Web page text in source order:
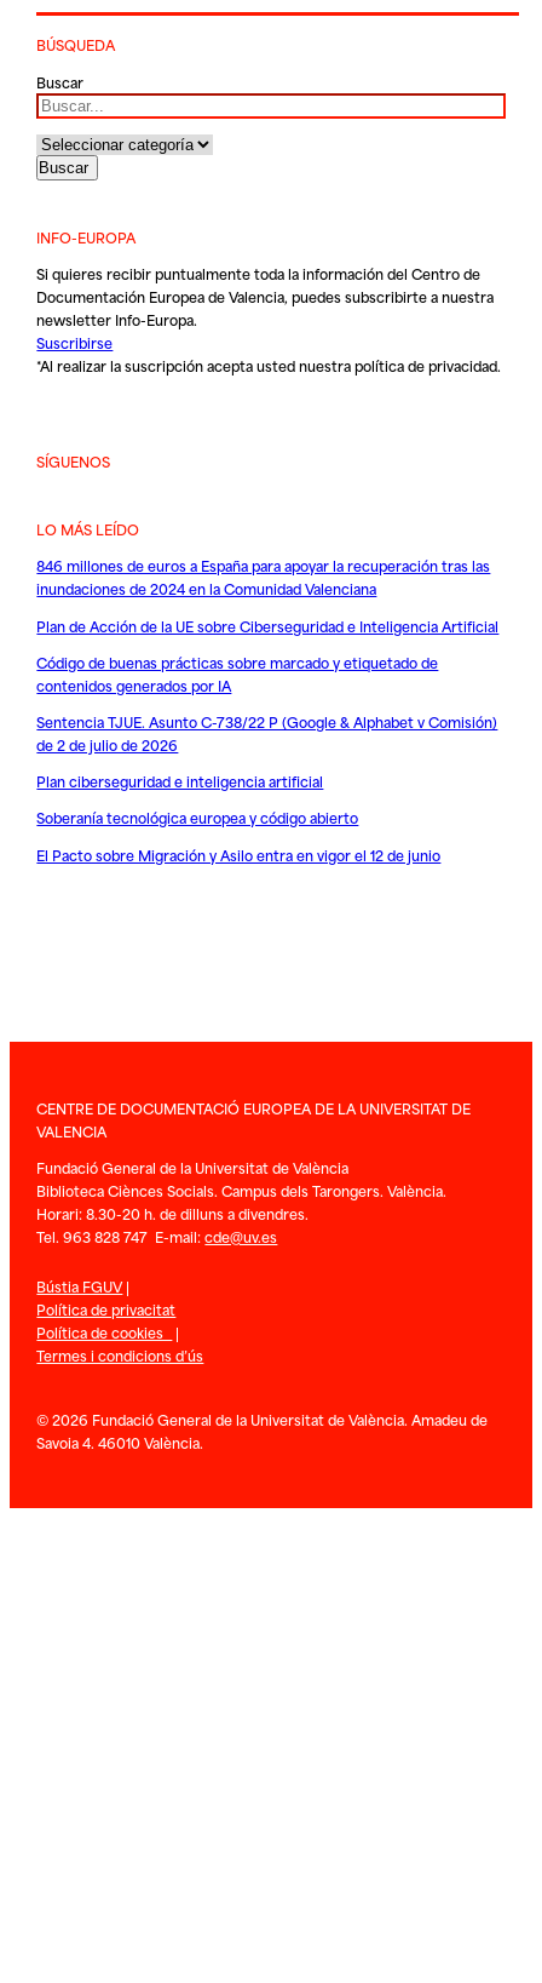
BÚSQUEDA
Buscar
INFO-EUROPA
Si quieres recibir puntualmente toda la información del Centro de
Documentación Europea de Valencia, puedes subscribirte a nuestra
newsletter Info-Europa.
Suscribirse
*Al realizar la suscripción acepta usted nuestrapolítica de privacidad.
SÍGUENOS
LO MÁS LEÍDO
846 millones de euros a España para apoyar la recuperación tras las
inundaciones de 2024 en la Comunidad Valenciana
Plan de Acción de la UE sobre Ciberseguridad e Inteligencia Artificial
Código de buenas prácticas sobre marcado y etiquetado de
contenidos generados por IA
Sentencia TJUE. Asunto C-738/22 P (Google & Alphabet v Comisión)
de 2 de julio de 2026
Plan ciberseguridad e inteligencia artificial
Soberanía tecnológica europea y código abierto
El Pacto sobre Migración y Asilo entra en vigor el 12 de junio
CENTRE DE DOCUMENTACIÓ EUROPEA DE LA UNIVERSITAT DE
VALENCIA
Fundació General de la Universitat de València
Biblioteca Ciènces Socials. Campus dels Tarongers. València.
Horari: 8.30-20 h. de dilluns a divendres.
Tel. 963 828 747 E-mail:cde@uv.es
Bústia FGUV|
Política de privacitat
Política de cookies |
Termes i condicions d’ús
© 2026 Fundació General de la Universitat de València. Amadeu de
Savoia 4. 46010 València.